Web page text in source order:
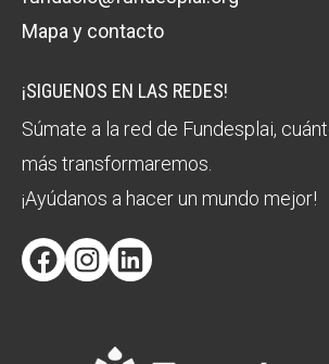
Mapa y contacto
¡SIGUENOS EN LAS REDES!
Súmate a la red de Fundesplai,
más transformaremos.
¡Ayúdanos a hacer un mundo mejor!
FacebookInstagram
LinkedIn